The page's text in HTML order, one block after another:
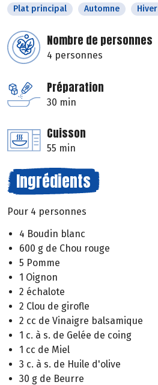
Plat principal Automne Hiver
Nombre de personnes
4 personnes
Préparation
30 min
Cuisson
55 min
Ingrédients
Pour 4 personnes
4 Boudin blanc
600 g de Chou rouge
5 Pomme
1 Oignon
2 échalote
2 Clou de girofle
2 cc de Vinaigre balsamique
1 c. à s. de Gelée de coing
1 cc de Miel
3 c. à s. de Huile d'olive
30 g de Beurre